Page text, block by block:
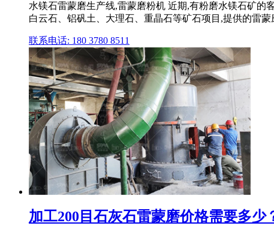
水镁石雷蒙磨生产线,雷蒙磨粉机 近期,有粉磨水镁石矿的
白云石、铝矾土、大理石、重晶石等矿石项目,提供的雷
联系电话: 180 3780 8511
加工200目石灰石雷蒙磨价格需要多少